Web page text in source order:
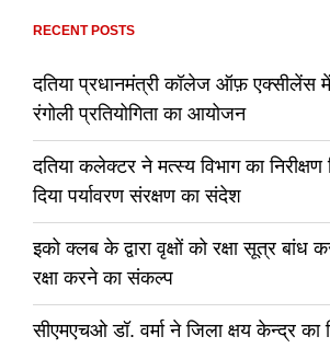
RECENT POSTS
दतिया प्रधानमंत्री कॉलेज ऑफ़ एक्सीलेंस
रंगोली प्रतियोगिता का आयोजन
दतिया कलेक्टर ने मत्स्य विभाग का निरीक्षण
दिया पर्यावरण संरक्षण का संदेश
इको क्लब के द्वारा वृक्षों को रक्षा सूत्र बांध
रक्षा करने का संकल्प
सीएमएचओ डॉ. वर्मा ने जिला क्षय केन्द्र का